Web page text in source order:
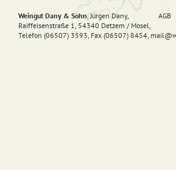
AGB
Weingut Dany & Sohn, Jürgen Dany,
Raiffeisenstraße 1, 54340 Detzem / Mosel,
Telefon (06507) 3593, Fax (06507) 8454, mail@